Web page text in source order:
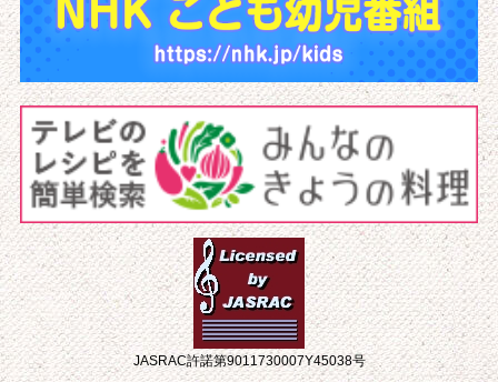
JASRAC許諾第9011730007Y45038号